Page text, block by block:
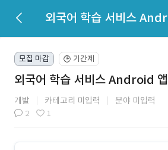
외국어 학습 서비스
모집 마감 🕒 기간제
외국어 학습 서비스 Android
개발 카테고리 미입력 분야 미입력
2 1